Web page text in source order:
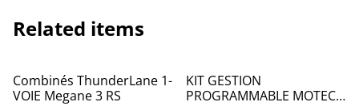
Related items
Combinés ThunderLane 1-
VOIE Megane 3 RS
KIT GESTION
PROGRAMMABLE MOTEC